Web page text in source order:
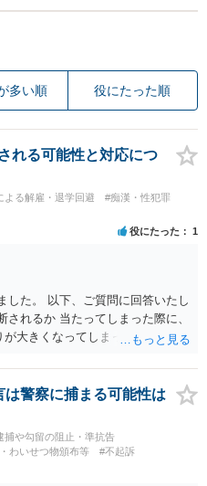
多い順 役にたった順
れる可能性と対応につ
よる解雇・退学回避
#痴漢・性犯罪
役にたった 1
した。 以下、ご質問に回答いたし
れるか 当たってしまった際に、
大きくなってしまっていたこと
でしょうか？ お伺いする限り、
かと思います。 ②逮捕、呼び出し
他の犯罪を犯したとして、逮
でしょうか？ 誤って当たってし
性等のアクションが無かったこ
可能性は極めて低いと思いま
警察に捕まる可能性は
捕や勾留の阻止・準抗告
わいせつ物頒布等 #不起訴